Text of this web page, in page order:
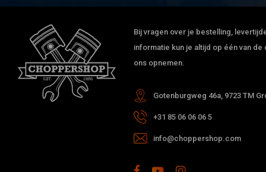
Bij vragen over je bestelling,
informatie kun je altijd op één van
ons opnemen.
Gotenburgweg 46a, 9723 TM
+31 85 06 06 06 5
info@choppershop.com